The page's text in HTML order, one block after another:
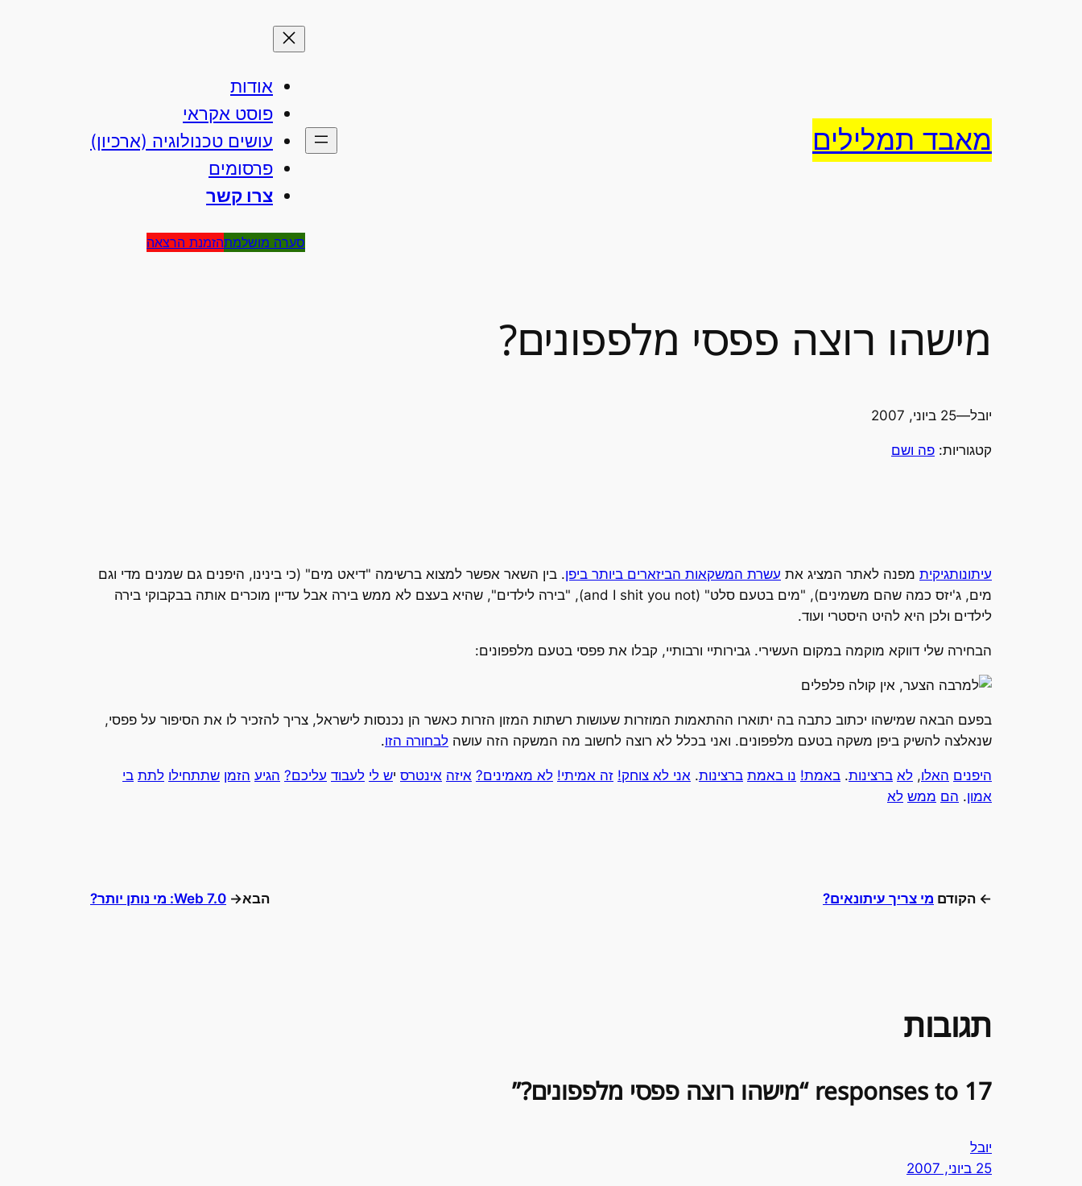
מאבד תמלילים
אודות
פוסט אקראי
עושים טכנולוגיה (ארכיון)
פרסומים
צרו קשר
סערה מושלמתהזמנת הרצאה
מישהו רוצה פפסי מלפפונים?
יובל—25 ביוני, 2007
קטגוריות: פה ושם
עיתונותגיקית מפנה לאתר המציג את עשרת המשקאות הביזארים ביותר ביפן. בין השאר אפשר למצוא ברשימה "דיאט מים" (כי בינינו, היפנים גם שמנים מדי וגם
מים, ג'יזס כמה שהם משמינים), "מים בטעם סלט" (and I shit you not), "בירה לילדים", שהיא בעצם לא ממש בירה אבל עדיין מוכרים אותה בבקבוקי בירה
לילדים ולכן היא להיט היסטרי ועוד.
הבחירה שלי דווקא מוקמה במקום העשירי. גבירותיי ורבותיי, קבלו את פפסי בטעם מלפפונים:
בפעם הבאה שמישהו יכתוב כתבה בה יתוארו ההתאמות המוזרות שעושות רשתות המזון הזרות כאשר הן נכנסות לישראל, צריך להזכיר לו את הסיפור על פפסי,
שנאלצה להשיק ביפן משקה בטעם מלפפונים. ואני בכלל לא רוצה לחשוב מה המשקה הזה עושה לבחורה הזו.
היפנים האלו, לא ברצינות. באמת! נו באמת ברצינות. אני לא צוחק! זה אמיתי! לא מאמינים? איזה אינטרס יש לי לעבוד עליכם? הגיע הזמן שתתחילו לתת בי
אמון. הם ממש לא
← הקודם מי צריך עיתונאים? הבא→ Web 7.0: מי נותן יותר?
תגובות
17 responses to “מישהו רוצה פפסי מלפפונים?”
יובל
25 ביוני, 2007